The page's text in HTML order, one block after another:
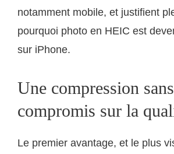
notamment mobile, et justifient
pourquoi photo en HEIC est
sur iPhone.
Une compression sans
compromis sur la
Le premier avantage, et le plus